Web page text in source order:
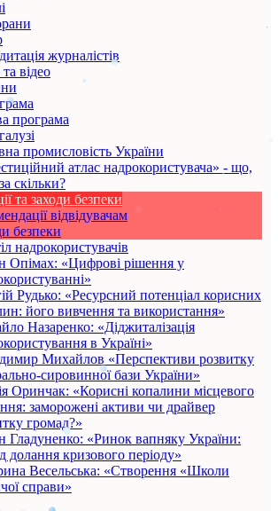
журналістів
відео
програма
промисловість України
атлас надрокористувача» - що,
скільки?
та заходи безпеки
відвідувачам
безпеки
надрокористувачів
Опімах: «Цифрові рішення у
Рудько: «Ресурсний потенціал корисних
його вивчення та використання»
Назаренко: «Діджиталізація
в Україні»
Михайлов «Перспективи розвитку
сировинної бази України»
Оринчак: «Корисні копалини місцевого
заморожені активи чи драйвер
громад?»
Гладуненко: «Ринок вапняку України:
долання кризового періоду»
Весельська: «Створення «Школи
справи»